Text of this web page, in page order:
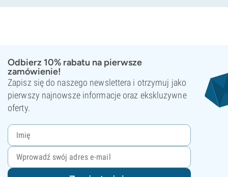
Odbierz 10% rabatu na pierwsze
zamówienie!
Zapisz się do naszego newslettera i otrzymuj jako
pierwszy najnowsze informacje oraz ekskluzywne
oferty.